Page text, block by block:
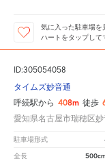
気に入った駐車場を
ハートをタップして
ID:305054058
タイムズ妙音通
呼続駅から 408m 徒歩
愛知県名古屋市瑞穂区
駐車場形式
全長